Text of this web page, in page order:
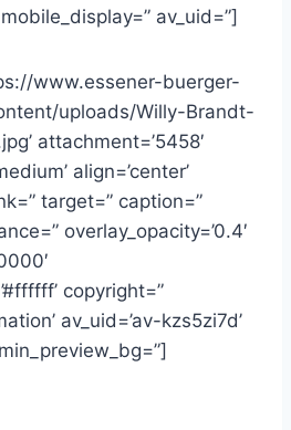
av_uid=”]
www.essener-buerger-
uploads/Willy-Brandt-
attachment=’5458′
align=’center’
target=” caption=”
overlay_opacity=’0.4′
copyright=”
av_uid=’av-kzs5zi7d’